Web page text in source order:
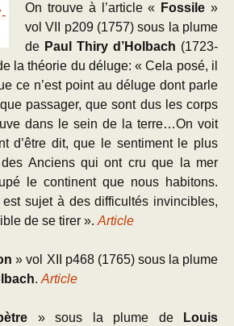
On trouve à l’article « Fossile »
vol VII p209 (1757) sous la plume
de Paul Thiry d’Holbach (1723-
la théorie du déluge: « Cela posé, il
ce n’est point au déluge dont parle
passager, que sont dus les corps
dans le sein de la terre…On voit
d’être dit, que le sentiment le plus
Anciens qui ont cru que la mer
le continent que nous habitons.
est sujet à des difficultés invincibles,
de se tirer ». Article
» vol XII p468 (1765) sous la plume
. Article
» sous la plume de
Louis